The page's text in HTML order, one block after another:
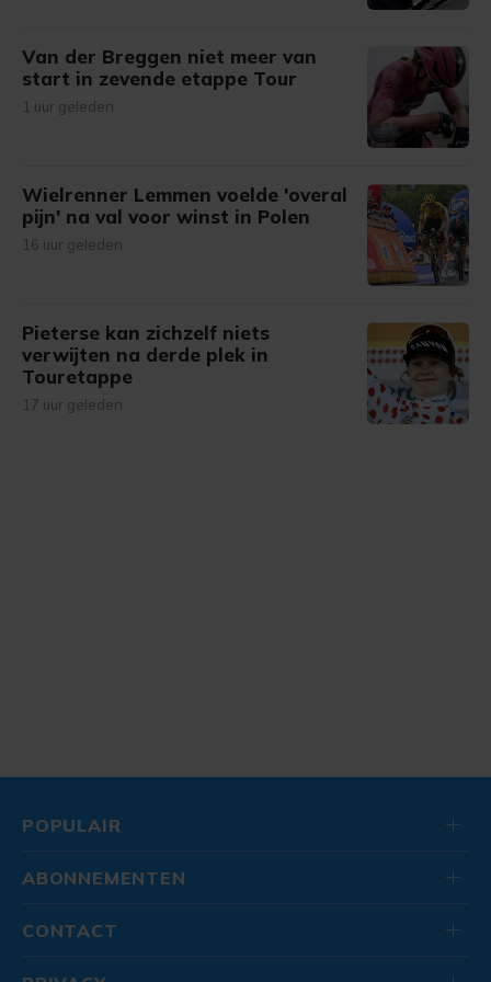
Van der Breggen niet meer van
start in zevende etappe Tour
1 uur geleden
Wielrenner Lemmen voelde 'overal
pijn' na val voor winst in Polen
16 uur geleden
Pieterse kan zichzelf niets
verwijten na derde plek in
Touretappe
17 uur geleden
POPULAIR
ABONNEMENTEN
CONTACT